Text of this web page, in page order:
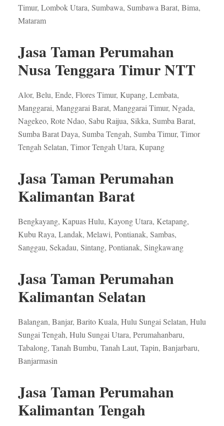
Timur, Lombok Utara, Sumbawa, Sumbawa Barat, Bima,
Mataram
Jasa Taman Perumahan
Nusa Tenggara Timur NTT
Alor, Belu, Ende, Flores Timur, Kupang, Lembata,
Manggarai, Manggarai Barat, Manggarai Timur, Ngada,
Nagekeo, Rote Ndao, Sabu Raijua, Sikka, Sumba Barat,
Sumba Barat Daya, Sumba Tengah, Sumba Timur, Timor
Tengah Selatan, Timor Tengah Utara, Kupang
Jasa Taman Perumahan
Kalimantan Barat
Bengkayang, Kapuas Hulu, Kayong Utara, Ketapang,
Kubu Raya, Landak, Melawi, Pontianak, Sambas,
Sanggau, Sekadau, Sintang, Pontianak, Singkawang
Jasa Taman Perumahan
Kalimantan Selatan
Balangan, Banjar, Barito Kuala, Hulu Sungai Selatan, Hulu
Sungai Tengah, Hulu Sungai Utara, Perumahanbaru,
Tabalong, Tanah Bumbu, Tanah Laut, Tapin, Banjarbaru,
Banjarmasin
Jasa Taman Perumahan
Kalimantan Tengah